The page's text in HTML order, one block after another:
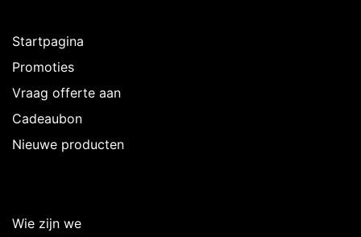
Startpagina
Promoties
Vraag offerte aan
Cadeaubon
Nieuwe producten
Wie zijn we